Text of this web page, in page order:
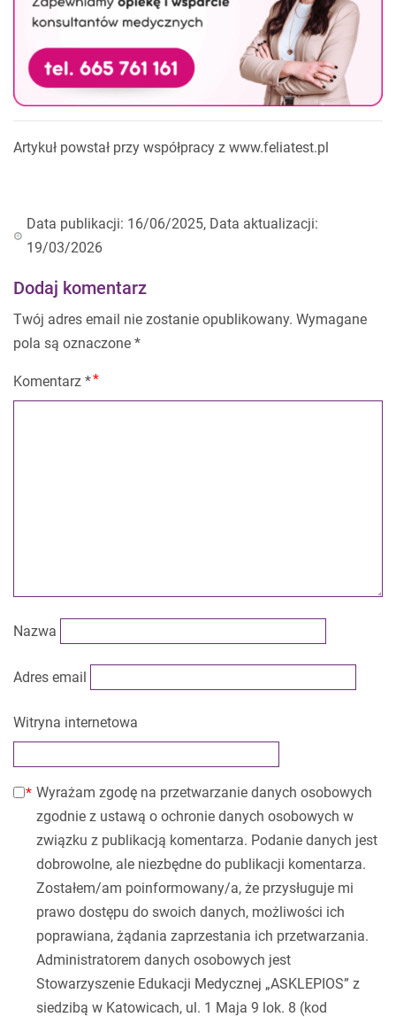
Artykuł powstał przy współpracy z www.feliatest.pl
Data publikacji: 16/06/2025, Data aktualizacji:
19/03/2026
Dodaj komentarz
Twój adres email nie zostanie opublikowany. Wymagane
pola są oznaczone *
Komentarz *
Nazwa
Adres email
Witryna internetowa
Wyrażam zgodę na przetwarzanie danych osobowych
zgodnie z ustawą o ochronie danych osobowych w
związku z publikacją komentarza. Podanie danych jest
dobrowolne, ale niezbędne do publikacji komentarza.
Zostałem/am poinformowany/a, że przysługuje mi
prawo dostępu do swoich danych, możliwości ich
poprawiana, żądania zaprzestania ich przetwarzania.
Administratorem danych osobowych jest
Stowarzyszenie Edukacji Medycznej „ASKLEPIOS” z
siedzibą w Katowicach, ul. 1 Maja 9 lok. 8 (kod